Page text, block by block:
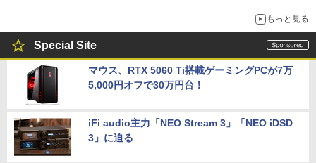
もっと見る
Special Site
マウス、RTX 5060 Ti搭載ゲーミングPCが7万
5,000円オフで30万円台！
iFi audio主力「NEO Stream 3」「NEO iDSD
3」に迫る